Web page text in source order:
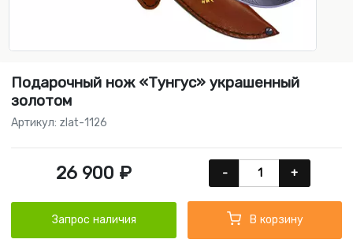
Подарочный нож «Тунгус» украшенный
золотом
Артикул: zlat-1126
26 900 ₽ - +
Запрос наличия В корзину